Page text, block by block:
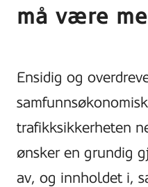
må være
Ensidig og
trafikksikkerheten
ønsker en grundig
av, og innholdet i,